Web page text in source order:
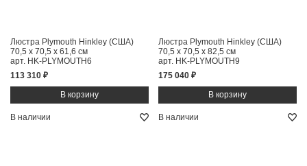
Люстра Plymouth Hinkley (США)
70,5 x 70,5 x 61,6 см
арт. HK-PLYMOUTH6
113 310 ₽
Люстра Plymouth Hinkley (США)
70,5 x 70,5 x 82,5 см
арт. HK-PLYMOUTH9
175 040 ₽
В наличии В наличии